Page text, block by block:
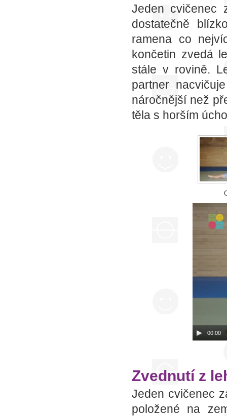
Jeden cvičenec
dostatečně
ramena co
končetin zvedá
stále v rovině.
partner
náročnější než
těla s horším
00:00
Zvednutí z
Jeden cvičenec
položené na